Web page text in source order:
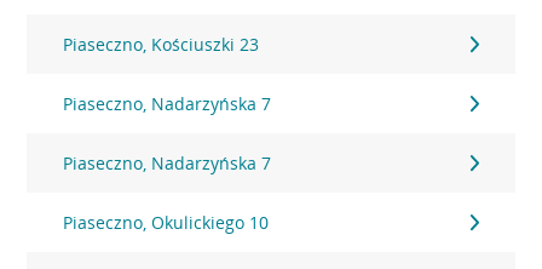
Piaseczno, Kościuszki 23
Piaseczno, Nadarzyńska 7
Piaseczno, Nadarzyńska 7
Piaseczno, Okulickiego 10